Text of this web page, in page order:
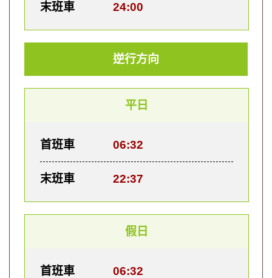
末班車 24:00
逆行方向
平日
首班車 06:32
末班車 22:37
假日
首班車 06:32